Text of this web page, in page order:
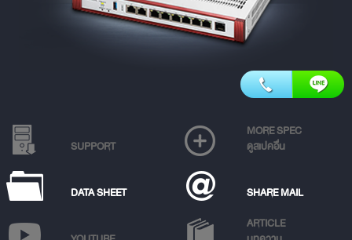
SUPPORT
MORE SPEC
ดูสเปคอื่น
DATA SHEET SHARE MAIL
ARTICLE